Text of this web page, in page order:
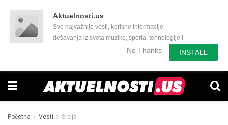
Aktuelnosti.us
Sve najvažnije vesti, korisne informacije,
dešavanja iz sveta muzike, sporta, tehnologije i
još mnogo toga zanimljivog.No Thanks INSTALL
Početna Vesti Srbija